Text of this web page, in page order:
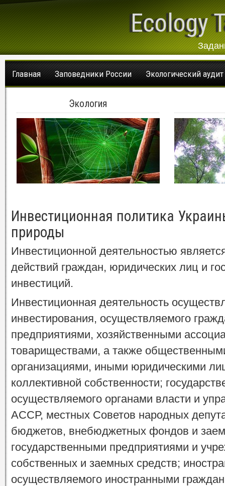
Ecology
Главная Заповедники России Экологический аудит
Экология
Инвестиционная политика
природы
Инвестиционной деятельностью
действий граждан, юридических лиц и
инвестиций.
Инвестиционная деятельность
инвестирования, осуществляемого
предприятиями, хозяйственными
товариществами, а также
организациями, иными юридическими
коллективной собственности;
осуществляемого органами власти и
АССР, местных Советов народных
бюджетов, внебюджетных фондов и
государственными предприятиями и
собственных и заемных средств;
осуществляемого иностранными